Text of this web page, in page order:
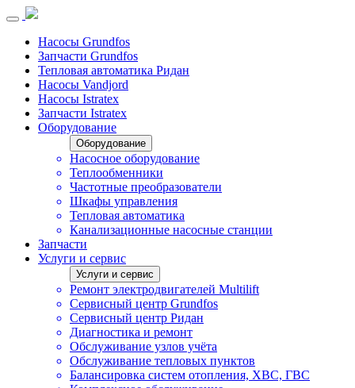
Насосы Grundfos
Запчасти Grundfos
Тепловая автоматика Ридан
Насосы Vandjord
Насосы Istratex
Запчасти Istratex
Оборудование
Оборудование
Насосное оборудование
Теплообменники
Частотные преобразователи
Шкафы управления
Тепловая автоматика
Канализационные насосные станции
Запчасти
Услуги и сервис
Услуги и сервис
Ремонт электродвигателей Multilift
Сервисный центр Grundfos
Сервисный центр Ридан
Диагностика и ремонт
Обслуживание узлов учёта
Обслуживание тепловых пунктов
Балансировка систем отопления, ХВС, ГВС